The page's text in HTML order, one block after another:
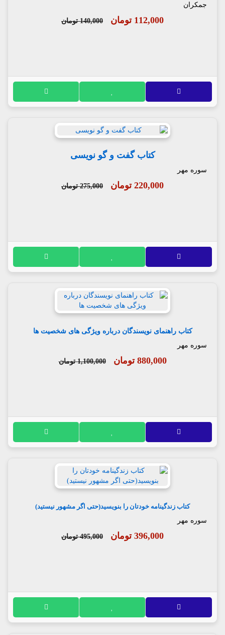
جمکران
112,000 تومان 140,000 تومان
کتاب گفت و گو نویسی
سوره مهر
220,000 تومان 275,000 تومان
کتاب راهنمای نویسندگان درباره ویژگی های شخصیت ها
سوره مهر
880,000 تومان 1,100,000 تومان
کتاب زندگینامه خودتان را بنویسید(حتی اگر مشهور نیستید)
سوره مهر
396,000 تومان 495,000 تومان